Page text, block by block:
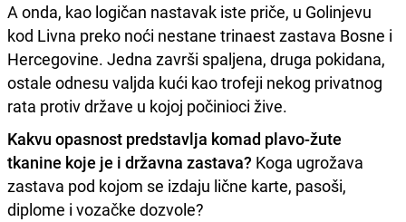
A onda, kao logičan nastavak iste priče, u Golinjevu
kod Livna preko noći nestane trinaest zastava Bosne i
Hercegovine. Jedna završi spaljena, druga pokidana,
ostale odnesu valjda kući kao trofeji nekog privatnog
rata protiv države u kojoj počinioci žive.
Kakvu opasnost predstavlja komad plavo-žute
tkanine koje je i državna zastava? Koga ugrožava
zastava pod kojom se izdaju lične karte, pasoši,
diplome i vozačke dozvole?